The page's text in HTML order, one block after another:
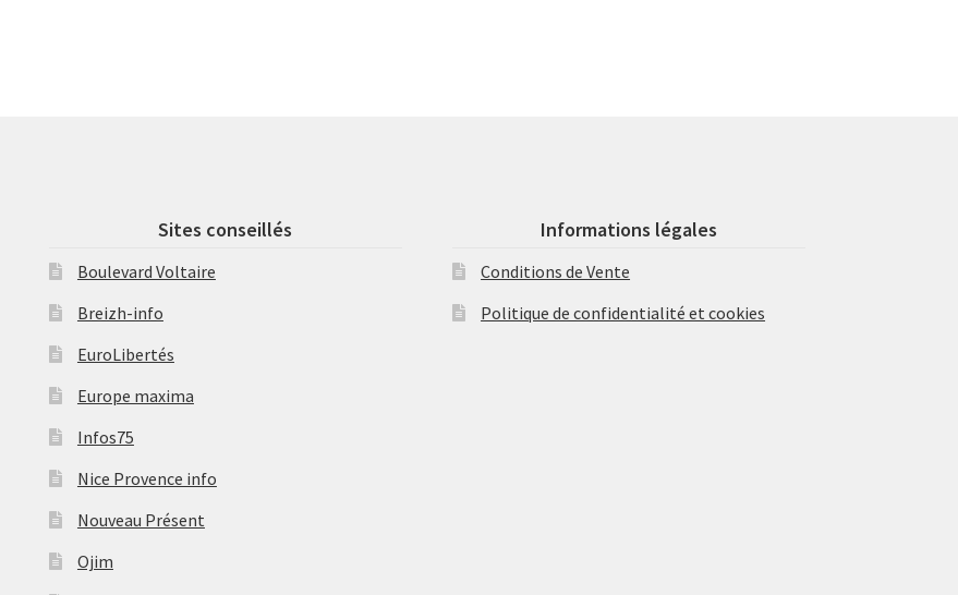
Sites conseillés
Boulevard Voltaire
Breizh-info
EuroLibertés
Europe maxima
Infos75
Nice Provence info
Nouveau Présent
Ojim
Informations légales
Conditions de Vente
Politique de confidentialité et cookies